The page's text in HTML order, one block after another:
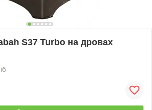
S37 Turbo на дровах